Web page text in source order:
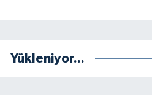
Yükleniyor...